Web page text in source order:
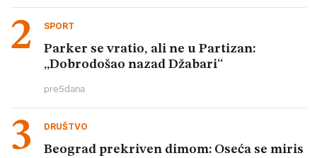
SPORT
Parker se vratio, ali ne u Partizan:
„Dobrodošao nazad Džabari“
pre5dana
DRUŠTVO
Beograd prekriven dimom: Oseća se miris